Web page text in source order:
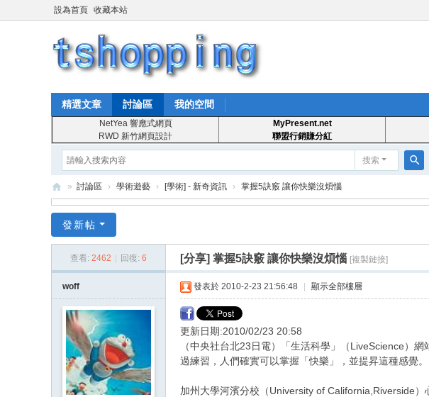
設為首頁 收藏本站
精選文章 討論區 我的空間
NetYea 響應式網頁
RWD 新竹網頁設計
MyPresent.net
聯盟行銷賺分紅
搜索
索
T
ho
pp
» 討論區 › 學術遊藝 › [學術] - 新奇資訊 › 掌握5訣竅 讓你快樂沒煩惱
發新帖
查看: 2462 回復: 6 [分享] 掌握5訣竅 讓你快樂沒煩惱 [複製鏈接]
woff 發表於 2010-2-23 21:56:48 顯示全部樓層
更新日期:2010/02/23 20:58
（中央社台北23日電）「生活科學」（LiveScience）
過練習，人們確實可以掌握「快樂」，並提昇這種感覺。
加州大學河濱分校（University of California,Riverside